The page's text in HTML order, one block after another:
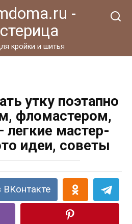
-
кройки и шитья
утку поэтапно
фломастером,
легкие мастер-
идеи, советы
ВКонтакте